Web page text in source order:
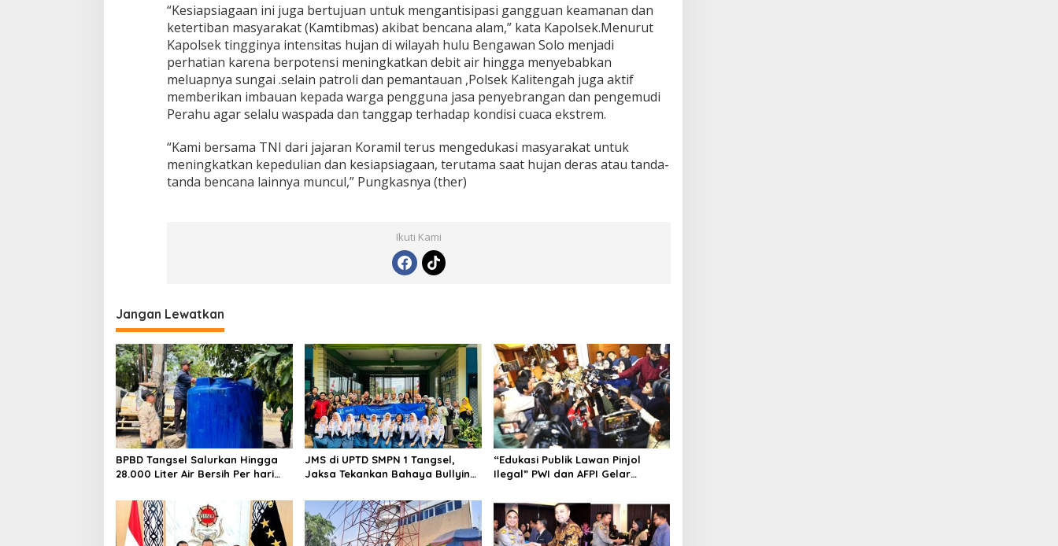
“Kesiapsiagaan ini juga bertujuan untuk mengantisipasi gangguan keamanan dan
ketertiban masyarakat (Kamtibmas) akibat bencana alam,” kata Kapolsek.Menurut
Kapolsek tingginya intensitas hujan di wilayah hulu Bengawan Solo menjadi
perhatian karena berpotensi meningkatkan debit air hingga menyebabkan
meluapnya sungai .selain patroli dan pemantauan ,Polsek Kalitengah juga aktif
memberikan imbauan kepada warga pengguna jasa penyebrangan dan pengemudi
Perahu agar selalu waspada dan tanggap terhadap kondisi cuaca ekstrem.
“Kami bersama TNI dari jajaran Koramil terus mengedukasi masyarakat untuk
meningkatkan kepedulian dan kesiapsiagaan, terutama saat hujan deras atau tanda-
tanda bencana lainnya muncul,” Pungkasnya (ther)
Ikuti Kami
Jangan Lewatkan
BPBD Tangsel Salurkan Hingga
28.000 Liter Air Bersih Per hari
Kekeringan
JMS di UPTD SMPN 1 Tangsel,
Jaksa Tekankan Bahaya Bullying
“Edukasi Publik Lawan Pinjol
Ilegal” PWI dan AFPI Gelar